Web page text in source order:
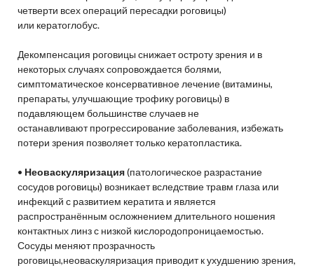
четверти всех операций пересадки роговицы)
или кератоглобус.
Декомпенсация роговицы снижает остроту зрения и в
некоторых случаях сопровождается болями,
симптоматическое консервативное лечение (витамины,
препараты, улучшающие трофику роговицы) в
подавляющем большинстве случаев не
останавливают прогрессирование заболевания, избежать
потери зрения позволяет только кератопластика.
• Неоваскуляризация(патологическое разрастание
сосудов роговицы) возникает вследствие травм глаза или
инфекций с развитием кератита и является
распространённым осложнением длительного ношения
контактных линз с низкой кислородопроницаемостью.
Сосуды меняют прозрачность
роговицы,неоваскуляризация приводит к ухудшению зрения,